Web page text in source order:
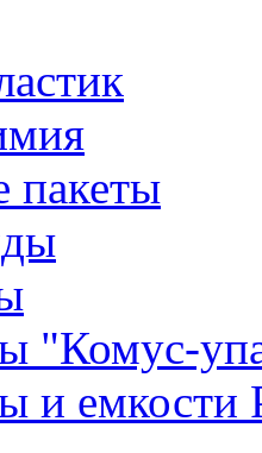
пакеты
"Комус-
и емкости